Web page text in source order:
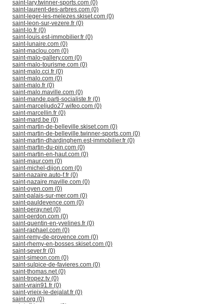
saint-lary.twinner-sports.com (0)
saint-laurent-des-arbres.com (0)
saint-leger-les-melezes.skiset.com (0)
saint-leon-sur-vezere.fr (0)
saint-lo.fr (0)
saint-louis.est-immobilier.fr (0)
saint-lunaire.com (0)
saint-maclou.com (0)
saint-malo-gallery.com (0)
saint-malo-tourisme.com (0)
saint-malo.cci.fr (0)
saint-malo.com (0)
saint-malo.fr (0)
saint-malo.maville.com (0)
saint-mande.parti-socialiste.fr (0)
saint-marceljudo27.wifeo.com (0)
saint-marcellin.fr (0)
saint-mard.be (0)
saint-martin-de-belleville.skiset.com (0)
saint-martin-de-belleville.twinner-sports.com (0)
saint-martin-dhardinghem.est-immobilier.fr (0)
saint-martin-du-pin.com (0)
saint-martin-en-haut.com (0)
saint-maur.com (0)
saint-michel-dijon.com (0)
saint-nazaire.auto-f.fr (0)
saint-nazaire.maville.com (0)
saint-oyen.com (0)
saint-palais-sur-mer.com (0)
saint-pauldevence.com (0)
saint-peray.net (0)
saint-perdon.com (0)
saint-quentin-en-yvelines.fr (0)
saint-raphael.com (0)
saint-remy-de-provence.com (0)
saint-rhemy-en-bosses.skiset.com (0)
saint-sever.fr (0)
saint-simeon.com (0)
saint-sulpice-de-favieres.com (0)
saint-thomas.net (0)
saint-tropez.tv (0)
saint-vrain91.fr (0)
saint-yrieix-le-dejalat.fr (0)
saint.org (0)